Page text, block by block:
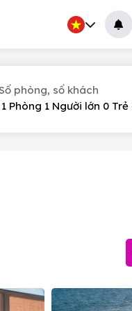
28
29
phòng, số khách